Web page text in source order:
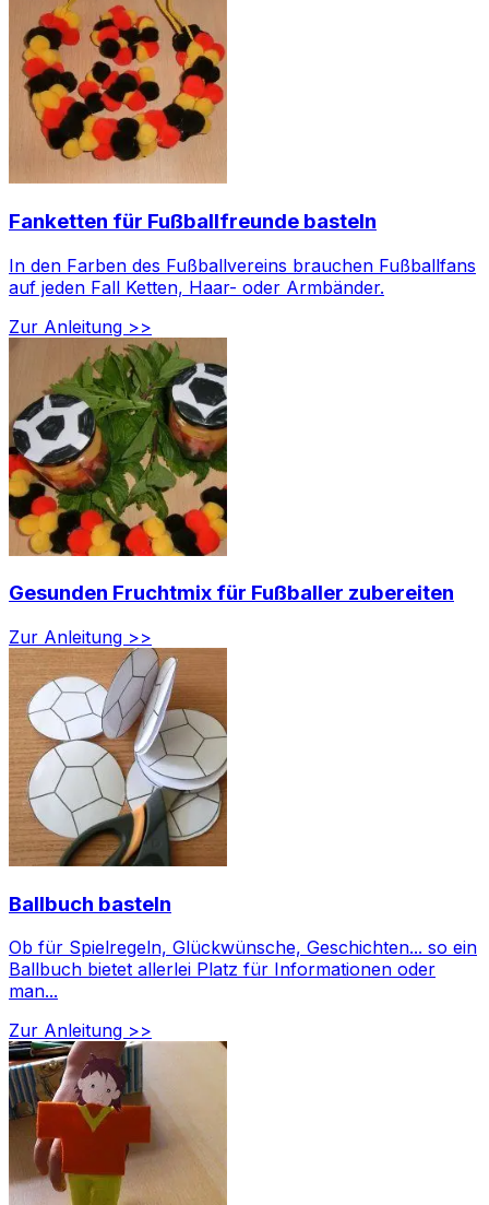
Fanketten für Fußballfreunde basteln
In den Farben des Fußballvereins brauchen Fußballfans
auf jeden Fall Ketten, Haar- oder Armbänder.
Zur Anleitung >>
Gesunden Fruchtmix für Fußballer zubereiten
Zur Anleitung >>
Ballbuch basteln
Ob für Spielregeln, Glückwünsche, Geschichten... so ein
Ballbuch bietet allerlei Platz für Informationen oder
man...
Zur Anleitung >>